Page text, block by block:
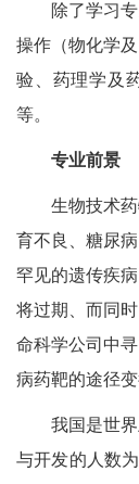
除了学习专
操作（物化学
验、药理学及
等。
专业前景
生物技术
育不良、糖尿
罕见的遗传疾
将过期、而同
命科学公司中
病药靶的途径
我国是世
与开发的人数